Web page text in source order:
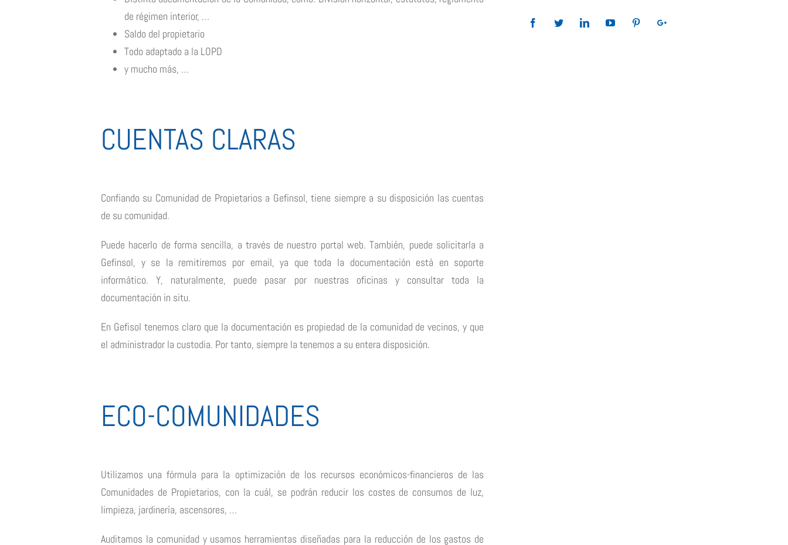
de régimen interior, …
Saldo del propietario
Todo adaptado a la LOPD
y mucho más, …
CUENTAS CLARAS
Confiando su Comunidad de Propietarios a Gefinsol, tiene siempre a su disposición las cuentas
de su comunidad.
Puede hacerlo de forma sencilla, a través de nuestro portal web. También, puede solicitarla a
Gefinsol, y se la remitiremos por email, ya que toda la documentación está en soporte
informático. Y, naturalmente, puede pasar por nuestras oficinas y consultar toda la
documentación in situ.
En Gefisol tenemos claro que la documentación es propiedad de la comunidad de vecinos, y que
el administrador la custodia. Por tanto, siempre la tenemos a su entera disposición.
ECO-COMUNIDADES
Utilizamos una fórmula para la optimización de los recursos económicos-financieros de las
Comunidades de Propietarios, con la cuál, se podrán reducir los costes de consumos de luz,
limpieza, jardinería, ascensores, …
Auditamos la comunidad y usamos herramientas diseñadas para la reducción de los gastos de